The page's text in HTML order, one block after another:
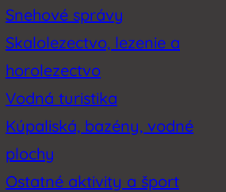
Snehové správy
Skalolezectvo, lezenie a
horolezectvo
Vodná turistika
Kúpaliská, bazény, vodné
plochy
Ostatné aktivity a šport